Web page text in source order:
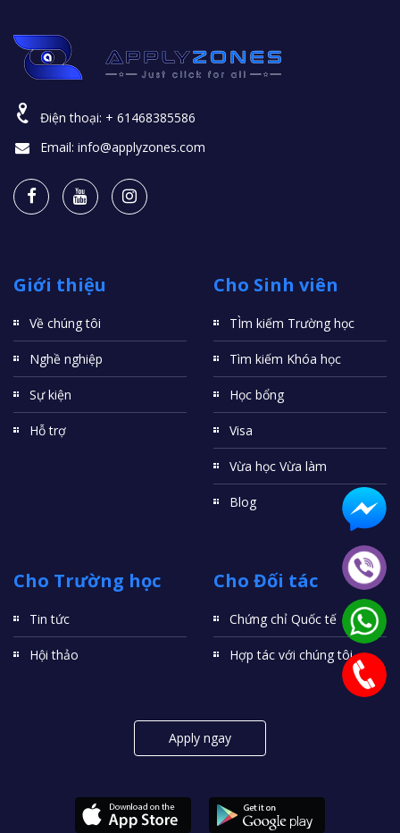
Điện thoại: + 61468385586
Email: info@applyzones.com
Giới thiệu
Về chúng tôi
Nghề nghiệp
Sự kiện
Hỗ trợ
Cho Sinh viên
TÌm kiếm Trường học
Tìm kiếm Khóa học
Học bổng
Visa
Vừa học Vừa làm
Blog
Cho Trường học
Tin tức
Hội thảo
Cho Đối tác
Chứng chỉ Quốc tế
Hợp tác với chúng tôi
Apply ngay